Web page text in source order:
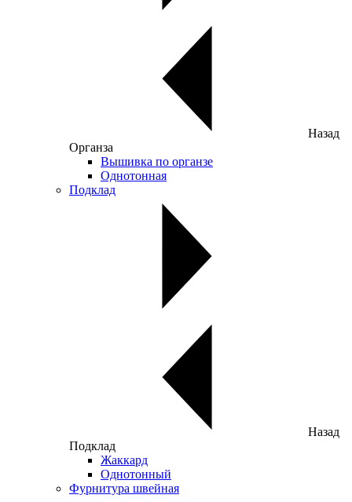
Назад
Органза
Вышивка по органзе
Однотонная
Подклад
Назад
Подклад
Жаккард
Однотонный
Фурнитура швейная